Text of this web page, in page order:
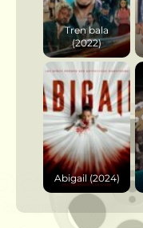
Tren bala
(2022)
Abigail (2024)